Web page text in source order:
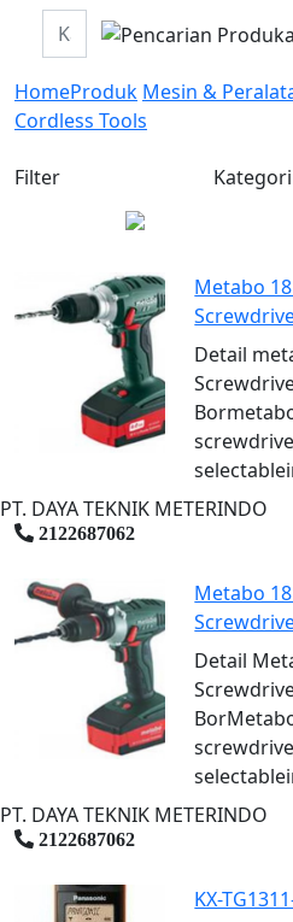
HomeProduk Mesin &
Cordless Tools
Filter Kategori
Metabo
Detail
PT. DAYA TEKNIK METERINDO
2122687062
Metabo
Detail
PT. DAYA TEKNIK METERINDO
2122687062
KX-